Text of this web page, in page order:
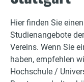
s
i
n
d
Hier finden Sie
Studienangebote
Vereins. Wenn Sie
haben, empfehlen
Hochschule /